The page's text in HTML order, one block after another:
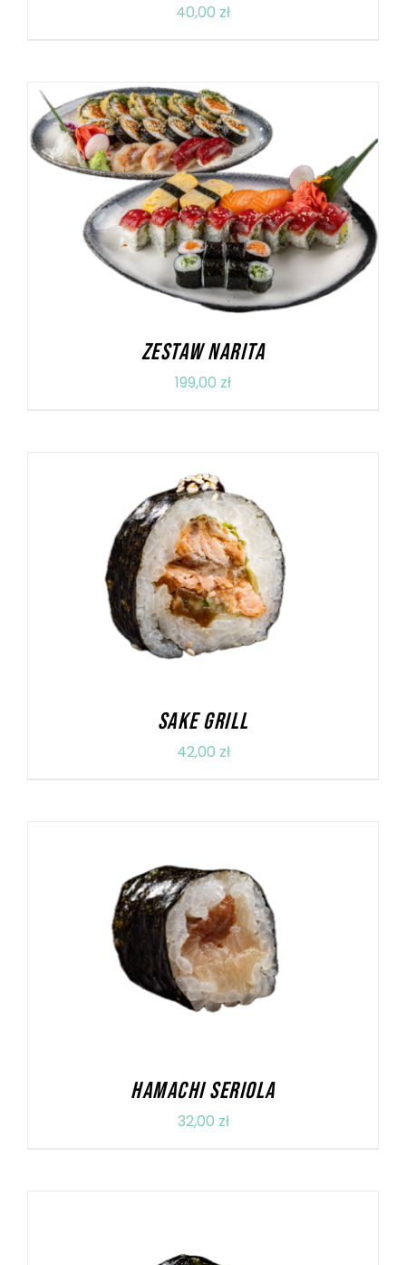
40,00 zł
DODAJ DO KOSZYKA / SZCZEGÓŁY
ZESTAW NARITA
199,00 zł
DODAJ DO KOSZYKA / SZCZEGÓŁY
SAKE GRILL
42,00 zł
DODAJ DO KOSZYKA / SZCZEGÓŁY
HAMACHI SERIOLA
32,00 zł